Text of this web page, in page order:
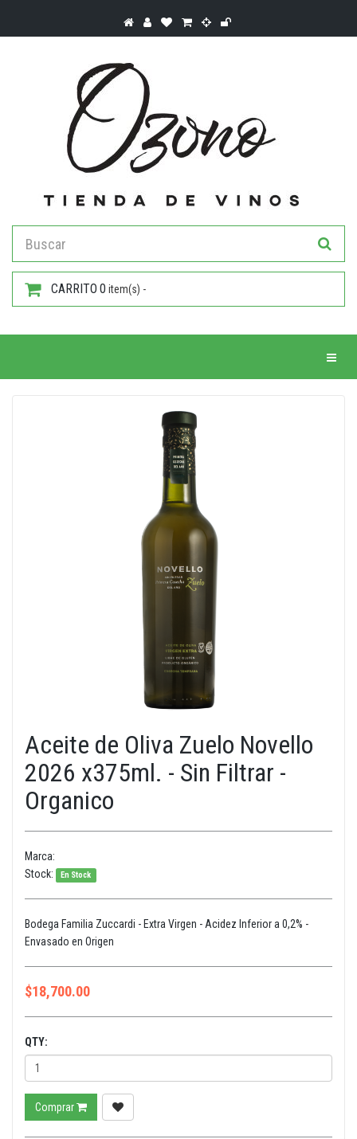
CARRITO 0 item(s) -
Aceite de Oliva Zuelo Novello
2026 x375ml. - Sin Filtrar -
Organico
Marca:
Stock:
En Stock
Bodega Familia Zuccardi - Extra Virgen - Acidez Inferior a 0,2% -
Envasado en Origen
$18,700.00
QTY:
Comprar